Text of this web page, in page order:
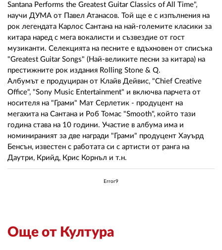
Santana Performs the Greatest Guitar Classics of All Time",
научи ДУМА от Павел Атанасов. Той ще е с изпълнения на
рок легендата Карлос Сантана на най-големите класики за
китара наред с мега вокалисти и съзвездие от гост
музиканти. Селекцията на песните е вдъхновен от списъка
"Greatest Guitar Songs" (Най-великите песни за китара) на
престижните рок издания Rolling Stone & Q.
Албумът е продуциран от Клайв Дейвис, "Chief Creative
Office", "Sony Music Entertainment" и включва парчета от
носителя на "Грами" Мат Серлетик - продуцент на
мегахита на Сантана и Роб Томас "Smooth", който тази
година става на 10 години. Участие в албума има и
номинираният за две награди "Грами" продуцент Хауърд
Бенсън, известен с работата си с артисти от ранга на
Даутри, Крийд, Крис Корнъл и т.н.
Error9
Още от Култура
РЕКЛАМА
АБОНАМЕНТ
УСЛОВИЯ ЗА ПОЛЗВАНЕ
ПОЛИТИКА ЗА БИСКВИТКИТЕ
ПОЛИТИКАТА ЗА
02 975 20 35